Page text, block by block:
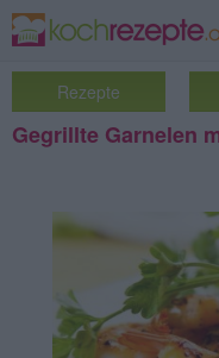
Rezepte
Gegrillte Garnelen